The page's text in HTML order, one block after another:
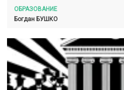
ОБРАЗОВАНИЕ
Богдан БУШКО